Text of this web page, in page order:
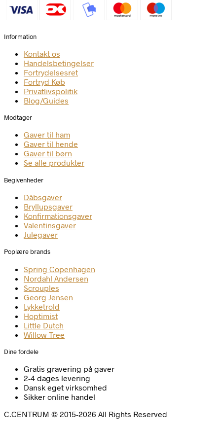
Information
Kontakt os
Handelsbetingelser
Fortrydelsesret
Fortryd Køb
Privatlivspolitik
Blog/Guides
Modtager
Gaver til ham
Gaver til hende
Gaver til børn
Se alle produkter
Begivenheder
Dåbsgaver
Bryllupsgaver
Konfirmationsgaver
Valentinsgaver
Julegaver
Poplære brands
Spring Copenhagen
Nordahl Andersen
Scrouples
Georg Jensen
Lykketrold
Hoptimist
Little Dutch
Willow Tree
Dine fordele
Gratis gravering på gaver
2-4 dages levering
Dansk eget virksomhed
Sikker online handel
C.CENTRUM © 2015-2026 All Rights Reserved